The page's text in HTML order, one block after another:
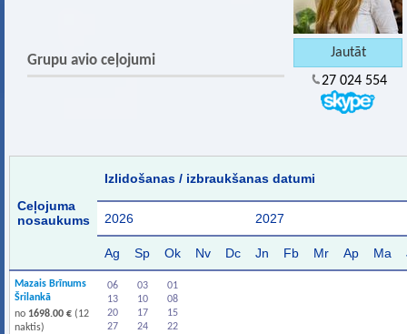
27 024 554
Grupu avio ceļojumi
Ceļojuma
nosaukums
Izlidošanas / izbraukšanas datumi
2026 2027
Ag Sp Ok Nv Dc Jn Fb Mr Ap Ma
Mazais Brīnums
Šrilankā
no 1698.00 € (12
naktis)
06
13
20
27
03
10
17
24
01
08
15
22